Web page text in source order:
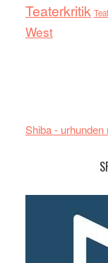
Teaterkritik
West
Shiba - urhunden